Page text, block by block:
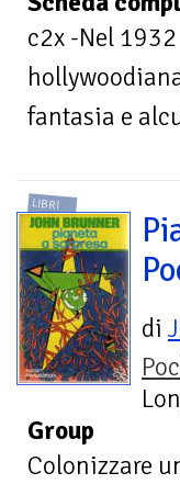
c2x -Nel
fantasia e
LIBRI
di
Group
Colonizzare